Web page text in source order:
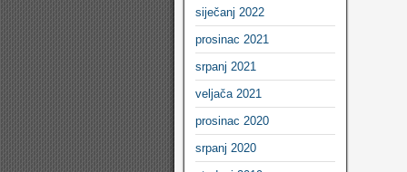
siječanj 2022
prosinac 2021
srpanj 2021
veljača 2021
prosinac 2020
srpanj 2020